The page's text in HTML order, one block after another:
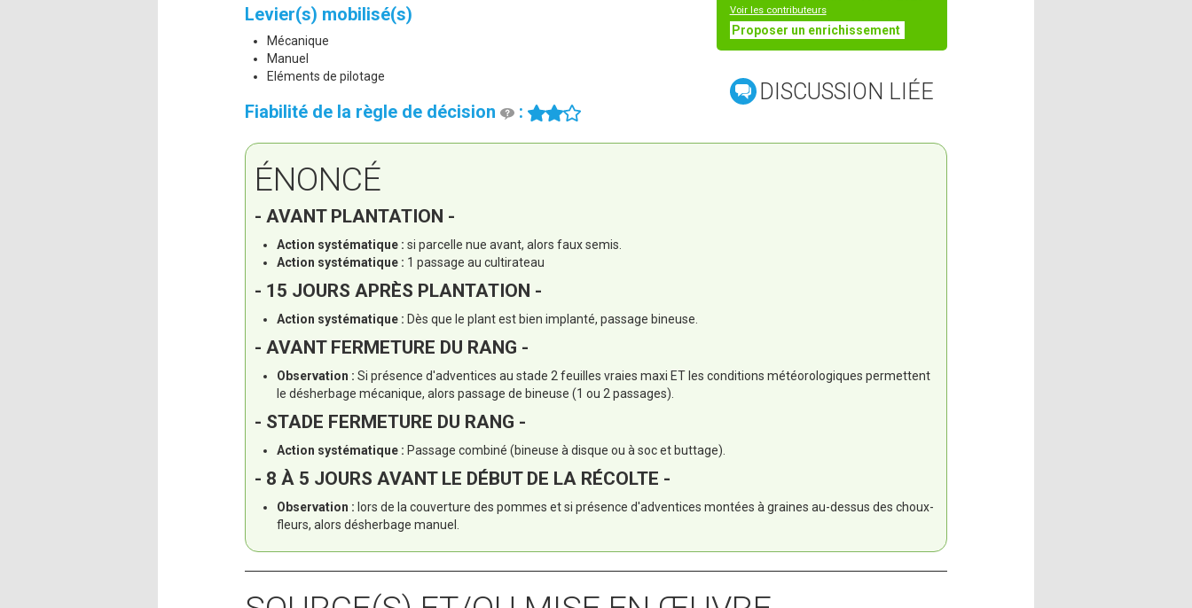
Levier(s) mobilisé(s)
Mécanique
Manuel
Eléments de pilotage
Fiabilité de la règle de décision :
Voir les contributeurs
Proposer un enrichissement
DISCUSSION LIÉE
ÉNONCÉ
- AVANT PLANTATION -
Action systématique : si parcelle nue avant, alors faux semis.
Action systématique : 1 passage au cultirateau
- 15 JOURS APRÈS PLANTATION -
Action systématique : Dès que le plant est bien implanté, passage bineuse.
- AVANT FERMETURE DU RANG -
Observation : Si présence d'adventices au stade 2 feuilles vraies maxi ET les conditions météorologiques permettent
le désherbage mécanique, alors passage de bineuse (1 ou 2 passages).
- STADE FERMETURE DU RANG -
Action systématique : Passage combiné (bineuse à disque ou à soc et buttage).
- 8 À 5 JOURS AVANT LE DÉBUT DE LA RÉCOLTE -
Observation : lors de la couverture des pommes et si présence d'adventices montées à graines au-dessus des choux-
fleurs, alors désherbage manuel.